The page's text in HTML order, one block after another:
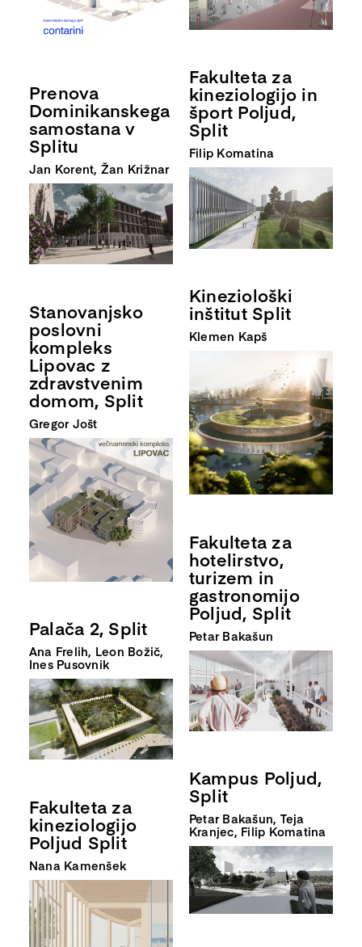
Prenova
Dominikanskega
samostana v
Splitu
Jan Korent, Žan Križnar
Stanovanjsko
poslovni
kompleks
Lipovac z
zdravstvenim
domom, Split
Gregor Jošt
Palača 2, Split
Ana Frelih, Leon Božič,
Ines Pusovnik
Fakulteta za
kineziologijo
Poljud Split
Nana Kamenšek
Fakulteta za
kineziologijo in
šport Poljud,
Split
Filip Komatina
Kineziološki
inštitut Split
Klemen Kapš
Fakulteta za
hotelirstvo,
turizem in
gastronomijo
Poljud, Split
Petar Bakašun
Kampus Poljud,
Split
Petar Bakašun, Teja
Kranjec, Filip Komatina